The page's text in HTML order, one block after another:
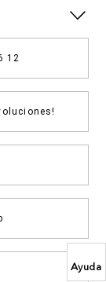
Ayuda
12